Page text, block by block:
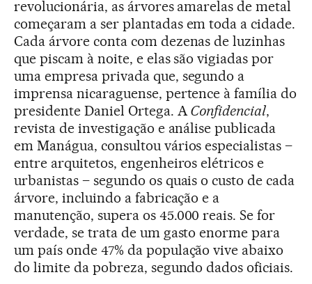
revolucionária, as árvores amarelas de metal
começaram a ser plantadas em toda a cidade.
Cada árvore conta com dezenas de luzinhas
que piscam à noite, e elas são vigiadas por
uma empresa privada que, segundo a
imprensa nicaraguense, pertence à família do
presidente Daniel Ortega. AConfidencial,
revista de investigação e análise publicada
em Manágua, consultou vários especialistas –
entre arquitetos, engenheiros elétricos e
urbanistas – segundo os quais o custo de cada
árvore, incluindo a fabricação e a
manutenção, supera os 45.000 reais. Se for
verdade, se trata de um gasto enorme para
um país onde 47% da população vive abaixo
do limite da pobreza, segundo dados oficiais.